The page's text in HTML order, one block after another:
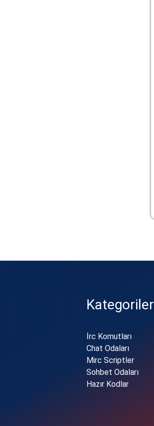
Kategoriler
İrc Komutları
Chat Odaları
Mirc Scriptler
Sohbet Odaları
Hazır Kodlar